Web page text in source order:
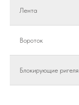
Лента
Вороток
Блокирующие ригеля